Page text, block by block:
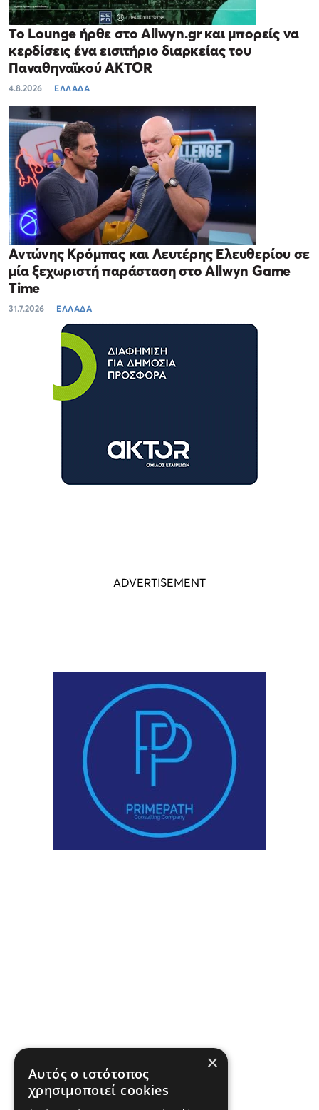
Το Lounge ήρθε στο Allwyn.gr και μπορείς να
κερδίσεις ένα εισιτήριο διαρκείας του
Παναθηναϊκού AKTOR
4.8.2026 ΕΛΛΑΔΑ
Αντώνης Κρόμπας και Λευτέρης Ελευθερίου σε
μία ξεχωριστή παράσταση στο Allwyn Game
Time
31.7.2026 ΕΛΛΑΔΑ
×
Αυτός ο ιστότοπος
χρησιμοποιεί cookies